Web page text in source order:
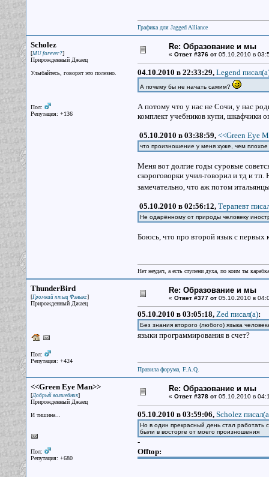
Графика для Jagged Alliance
Scholez
[MU forever?]
Прирожденный Джаец
Улыбайтесь, говорят это полезно.
Пол:
Репутация: +136
Re: Образование и мы
« Ответ #376 от05.10.2010 в
04.10.2010 в 22:33:29, Legend
А почему бы не начать самим?
А потому что у нас не Сочи, у нас
комплект учебников купи, шкафчики
05.10.2010 в 03:38:59, <<Green Eye
что произношение у меня хуже, чем
Меня вот долгие годы суровые
скороговорки учил-говорил и тд и
замечательно, что аж потом
05.10.2010 в 02:56:12, Терапевт
Не одарённому от природы человеку
Боюсь, что про второй язык с первых
Нет неудач, а есть ступени духа, по коим ты
ThunderBird
[Громкий птыц Фэныкс]
Прирожденный Джаец
Пол:
Репутация: +424
Re: Образование и мы
« Ответ #377 от05.10.2010 в
05.10.2010 в 03:05:18, Zed писал(a):
Без знания второго (любого) языка
языки программирования в счет?
Правила форума, F.A.Q.
<<Green Eye Man>>
[Добрый волшебник]
Прирожденный Джаец
И тишина...
Пол:
Репутация: +680
Re: Образование и мы
« Ответ #378 от05.10.2010 в
05.10.2010 в 03:59:06, Scholez
Но в один прекрасный день стал работать
были в восторге от моего произношения
-
Offtop: